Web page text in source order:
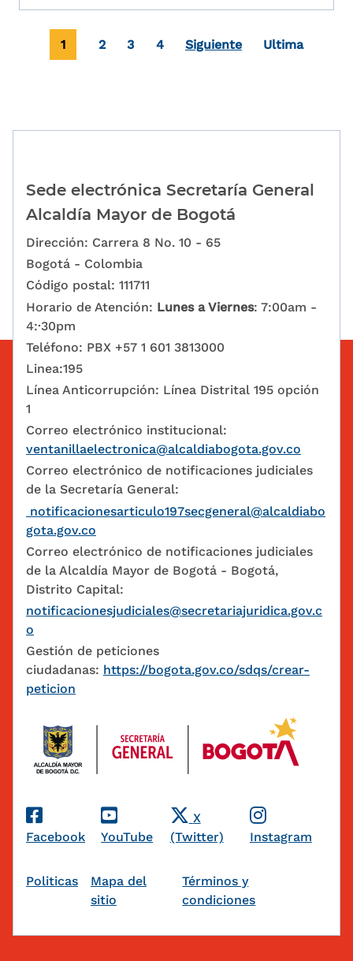
Paginación
Página actual
1 Page
2 Page
3 Page
4 Siguiente Última página
Ultima
Sede electrónica Secretaría General
Alcaldía Mayor de Bogotá
Dirección: Carrera 8 No. 10 - 65
Bogotá - Colombia
Código postal: 111711
Horario de Atención: Lunes a Viernes: 7:00am -
4:·30pm
Teléfono: PBX +57 1 601 3813000
Linea:195
Línea Anticorrupción: Línea Distrital 195 opción
1
Correo electrónico institucional:
ventanillaelectronica@alcaldiabogota.gov.co
Correo electrónico de notificaciones judiciales
de la Secretaría General:
notificacionesarticulo197secgeneral@alcaldiabo
gota.gov.co
Correo electrónico de notificaciones judiciales
de la Alcaldía Mayor de Bogotá - Bogotá,
Distrito Capital:
notificacionesjudiciales@secretariajuridica.gov.c
o
Gestión de peticiones
ciudadanas: https://bogota.gov.co/sdqs/crear-
peticion
Redes Sociales
Facebook YouTube
X
(Twitter)
Instagram
Pie de página
Politicas
Mapa del
sitio
Términos y
condiciones